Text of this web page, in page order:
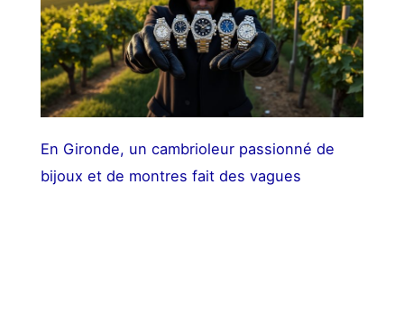
En Gironde, un cambrioleur passionné de
bijoux et de montres fait des vagues